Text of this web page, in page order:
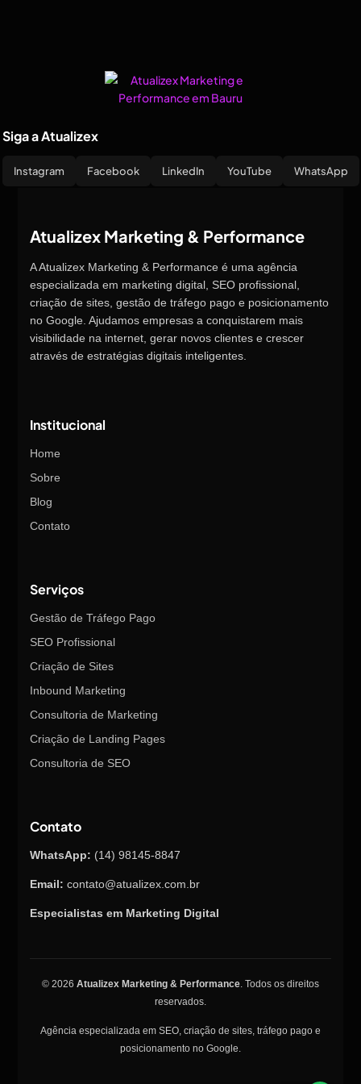
Siga a Atualizex
Instagram Facebook LinkedIn YouTube WhatsApp
Atualizex Marketing & Performance
A Atualizex Marketing & Performance é uma agência
especializada em marketing digital, SEO profissional,
criação de sites, gestão de tráfego pago e posicionamento
no Google. Ajudamos empresas a conquistarem mais
visibilidade na internet, gerar novos clientes e crescer
através de estratégias digitais inteligentes.
Institucional
Home
Sobre
Blog
Contato
Serviços
Gestão de Tráfego Pago
SEO Profissional
Criação de Sites
Inbound Marketing
Consultoria de Marketing
Criação de Landing Pages
Consultoria de SEO
Contato
WhatsApp: (14) 98145-8847
Email: contato@atualizex.com.br
Especialistas em Marketing Digital
© 2026 Atualizex Marketing & Performance . Todos os direitos
reservados.
Agência especializada em SEO, criação de sites, tráfego pago e
posicionamento no Google.
está aqui para responder às suas
perguntas. Pergunte-nos o que